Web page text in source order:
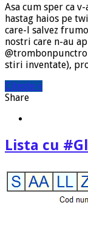
Asa cum sper ca
hastag haios pe
care-l salvez
nostri care n-au
stiri inventate),
Citeste »
Share
Lista cu